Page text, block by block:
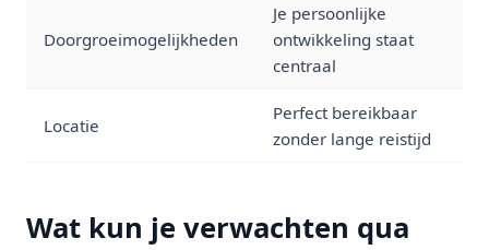
Doorgroeimogelijkheden
Je persoonlijke
ontwikkeling staat
centraal
Locatie
Perfect bereikbaar
zonder lange reistijd
Wat kun je verwachten qua